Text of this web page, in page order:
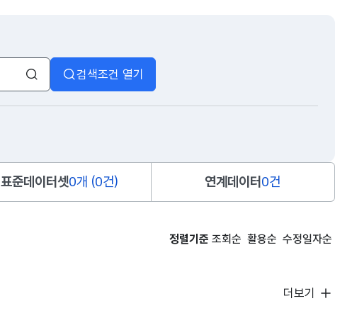
검색 검색조건 열기
표준데이터셋0개 (0건) 연계데이터 0건
정렬기준 조회순 활용순 수정일자순
더보기